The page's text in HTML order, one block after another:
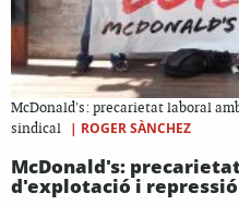
McDonald's: precarietat laboral
sindical
| ROGER SÀNCHEZ
McDonald's:
d'explotació i